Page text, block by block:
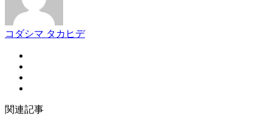
コダシマ タカヒデ
関連記事